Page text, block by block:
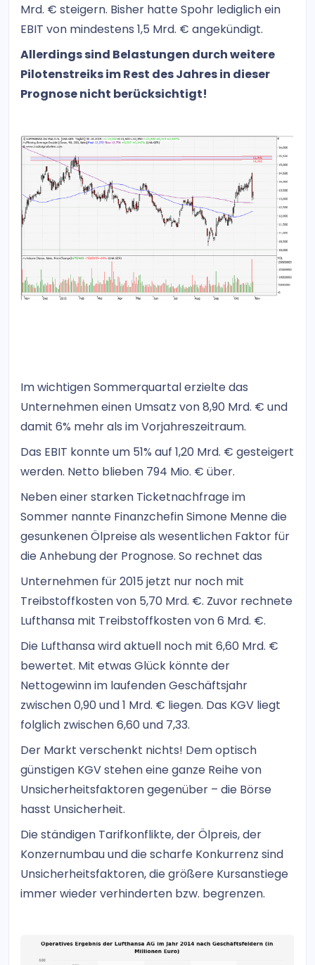
Mrd. € steigern. Bisher hatte Spohr lediglich ein
EBIT von mindestens 1,5 Mrd. € angekündigt.
Allerdings sind Belastungen durch weitere
Pilotenstreiks im Rest des Jahres in dieser
Prognose nicht berücksichtigt!
Im wichtigen Sommerquartal erzielte das
Unternehmen einen Umsatz von 8,90 Mrd. € und
damit 6% mehr als im Vorjahreszeitraum.
Das EBIT konnte um 51% auf 1,20 Mrd. € gesteigert
werden. Netto blieben 794 Mio. € über.
Neben einer starken Ticketnachfrage im
Sommer nannte Finanzchefin Simone Menne die
gesunkenen Ölpreise als wesentlichen Faktor für
die Anhebung der Prognose. So rechnet das
Unternehmen für 2015 jetzt nur noch mit
Treibstoffkosten von 5,70 Mrd. €. Zuvor rechnete
Lufthansa mit Treibstoffkosten von 6 Mrd. €.
Die Lufthansa wird aktuell noch mit 6,60 Mrd. €
bewertet. Mit etwas Glück könnte der
Nettogewinn im laufenden Geschäftsjahr
zwischen 0,90 und 1 Mrd. € liegen. Das KGV liegt
folglich zwischen 6,60 und 7,33.
Der Markt verschenkt nichts! Dem optisch
günstigen KGV stehen eine ganze Reihe von
Unsicherheitsfaktoren gegenüber – die Börse
hasst Unsicherheit.
Die ständigen Tarifkonflikte, der Ölpreis, der
Konzernumbau und die scharfe Konkurrenz sind
Unsicherheitsfaktoren, die größere Kursanstiege
immer wieder verhinderten bzw. begrenzen.